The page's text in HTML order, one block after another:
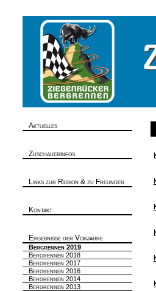
Aktuelles
Zuschauerinfos
Links zur Region & zu Freunden
Kontakt
Ergebnisse der Vorjahre
Bergrennen 2019
Bergrennen 2018
Bergrennen 2017
Bergrennen 2016
Bergrennen 2014
Bergrennen 2013